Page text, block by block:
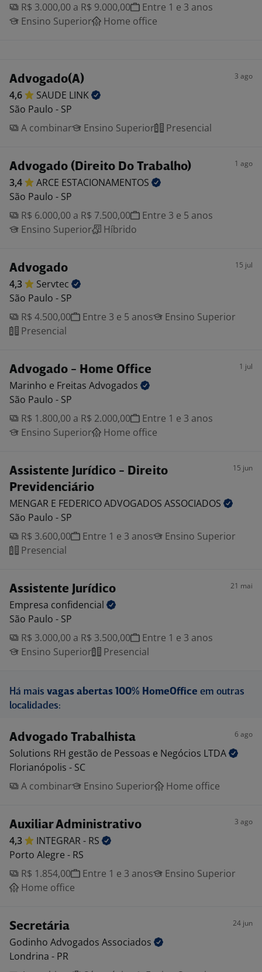
R$ 3.000,00 a R$ 9.000,00
Entre 1 e 3 anos
Ensino Superior
Home office
Advogado(A) 3 ago
4,6 SAUDE LINK
São Paulo - SP
A combinar
Ensino Superior Presencial
Advogado (Direito Do Trabalho) 1 ago
3,4 ARCE ESTACIONAMENTOS
São Paulo - SP
R$ 6.000,00 a R$ 7.500,00
Entre 3 e 5 anos
Ensino Superior
Híbrido
Advogado 15 jul
4,3
Servtec
São Paulo - SP
R$ 4.500,00
Entre 3 e 5 anos
Ensino Superior
Presencial
Advogado - Home Office 1 jul
Marinho e Freitas Advogados
São Paulo - SP
R$ 1.800,00 a R$ 2.000,00
Entre 1 e 3 anos
Ensino Superior
Home office
Assistente Jurídico - Direito
Previdenciário
15 jun
MENGAR E FEDERICO ADVOGADOS ASSOCIADOS
São Paulo - SP
R$ 3.600,00
Entre 1 e 3 anos
Ensino Superior
Presencial
Assistente Jurídico 21 mai
Empresa confidencial
São Paulo - SP
R$ 3.000,00 a R$ 3.500,00
Entre 1 e 3 anos
Ensino Superior
Presencial
Há mais vagas abertas 100% HomeOffice em outras
localidades:
Advogado Trabalhista 6 ago
Solutions RH gestão de Pessoas e Negócios LTDA
Florianópolis - SC
A combinar
Ensino Superior Home office
Auxiliar Administrativo 3 ago
4,3 INTEGRAR - RS
Porto Alegre - RS
R$ 1.854,00
Entre 1 e 3 anos
Ensino Superior
Home office
Secretária 24 jun
Godinho Advogados Associados
Londrina - PR